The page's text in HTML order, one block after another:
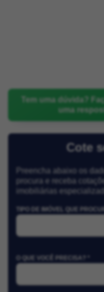
Tem uma dúvida?
uma
Cote
Preencha abaixo os
procura e receba
imobiliárias
TIPO DE IMÓVEL QUE
O QUE VOCÊ PRECISA? *